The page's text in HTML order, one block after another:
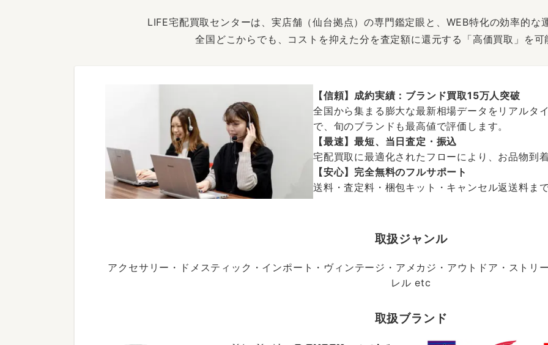
LIFE宅配買取センターは、実店舗（仙台拠点）の専門鑑定眼と、WEB特化の効率的な
全国どこからでも、コストを抑えた分を査定額に還元する「高価買取」を
【信頼】成約実績：ブランド買取15万人突破
全国から集まる膨大な最新相場データをリアルタ
で、旬のブランドも最高値で評価します。
【最速】最短、当日査定・振込
宅配買取に最適化されたフローにより、お品物到
【安心】完全無料のフルサポート
送料・査定料・梱包キット・キャンセル返送料ま
取扱ジャンル
アクセサリー・ドメスティック・インポート・ヴィンテージ・アメカジ・アウトドア・ストリ
レル etc
取扱ブランド